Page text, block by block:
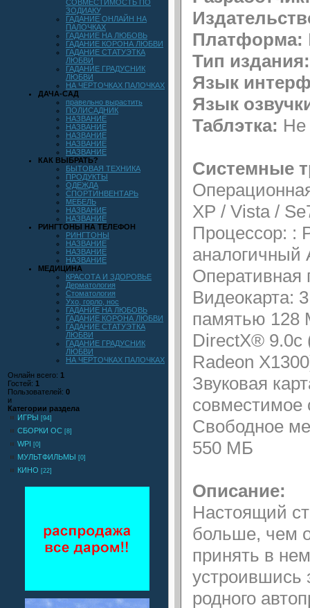
СОВМЕСТИМОСТЬ ПО
ЗОДИАКУ
ГАДАНИЕ ОНЛАЙН НА
ПАЛОЧКАХ
ГАДАНИЕ НА ЛЮБОВЬ
ГАДАНИЕ КОРОНА ЛЮБВИ
ГАДАНИЕ СТАТУЭТКА
ЛЮБВИ
ГАДАНИЕ ГРАДУСНИК
ЛЮБВИ
НА ЧЕРТОЧКАХ ПАЛОЧКАХ
ДАЧА-САД
правельно вырастить
ПОЛИСАДНИК
НАЗВАНИЕ
НАЗВАНИЕ
НАЗВАНИЕ
НАЗВАНИЕ
НАЗВАНИЕ
КАК ВЫБРАТЬ?
БЫТОВАЯ ТЕХНИКА
ПРОДУКТЫ
ОДЕЖДА
СПОРТИНВЕНТАРЬ
МЕБЕЛЬ
НАЗВАНИЕ
НАЗВАНИЕ
РИНГТОНЫ НА ТЕЛЕФОН
РИНГТОНЫ
НАЗВАНИЕ
НАЗВАНИЕ
НАЗВАНИЕ
МЕДИЦИНА
КРАСОТА И ЗДОРОВЬЕ
Дерматология
Стоматология
Ухо, горло, нос
ГАДАНИЕ НА ЛЮБОВЬ
ГАДАНИЕ КОРОНА ЛЮБВИ
ГАДАНИЕ СТАТУЭТКА
ЛЮБВИ
ГАДАНИЕ ГРАДУСНИК
ЛЮБВИ
НА ЧЕРТОЧКАХ ПАЛОЧКАХ
Онлайн всего: 1
Гостей: 1
Пользователей: 0
и
Категории раздела
ИГРЫ
[94]
СБОРКИ ОС [8]
WPI [0]
МУЛЬТФИЛЬМЫ [0]
КИНО [22]
Платформа:
Тип издания:
Язык
Язык
Таблэтка: Не
Системные
XP / Vista /
Процессор: :
Видеокарта:
памятью 128
DirectX® 9.0c
Radeon
Звуковая
Свободное
550 МБ
Описание:
Настоящий
больше, чем
принять в
устроившись
родного